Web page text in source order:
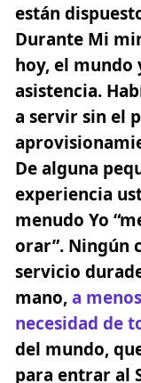
están
Durante Mi
hoy, el mundo
asistencia.
a servir sin el
De alguna
experiencia
menudo Yo
orar”. Ningún
servicio
mano,a
necesidad de
del mundo,
para entrar al